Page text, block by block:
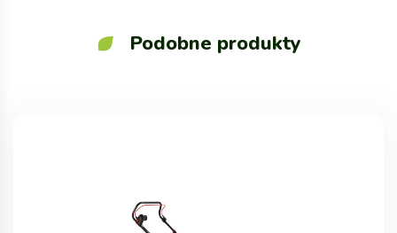
Podobne produkty